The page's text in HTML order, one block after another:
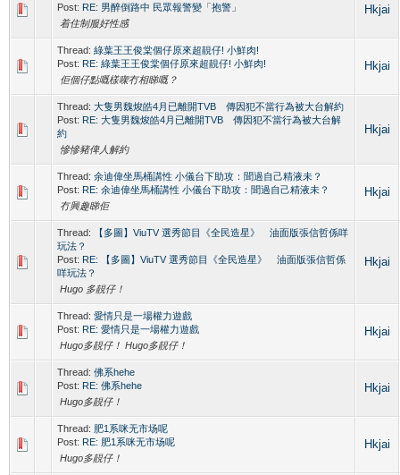
Post: RE: 男醉倒路中 民眾報警變「抱警」
着住制服好性感
Hkjai
Thread: 綠葉王王俊棠個仔原來超靚仔! 小鮮肉!
Post: RE: 綠葉王王俊棠個仔原來超靚仔! 小鮮肉!
佢個仔點嘅樣㗎冇相睇嘅？
Hkjai
Thread: 大隻男魏焌皓4月已離開TVB 傳因犯不當行為被大台解約
Post: RE: 大隻男魏焌皓4月已離開TVB 傳因犯不當行為被大台解
約
慘慘豬俾人解約
Hkjai
Thread: 余迪偉坐馬桶講性 小儀台下助攻：聞過自己精液未？
Post: RE: 余迪偉坐馬桶講性 小儀台下助攻：聞過自己精液未？
冇興趣睇佢
Hkjai
Thread:
【多圖】ViuTV 選秀節目《全民造星》 油面版張信哲係咩
玩法？
Post: RE: 【多圖】ViuTV 選秀節目《全民造星》 油面版張信哲係
咩玩法？
Hugo 多靚仔！
Hkjai
Thread: 愛情只是一場權力遊戲
Post: RE: 愛情只是一場權力遊戲
Hugo多靚仔！ Hugo多靚仔！
Hkjai
Thread: 佛系hehe
Post: RE: 佛系hehe
Hugo多靚仔！
Hkjai
Thread: 肥1系咪无市场呢
Post: RE: 肥1系咪无市场呢
Hugo多靚仔！
Hkjai